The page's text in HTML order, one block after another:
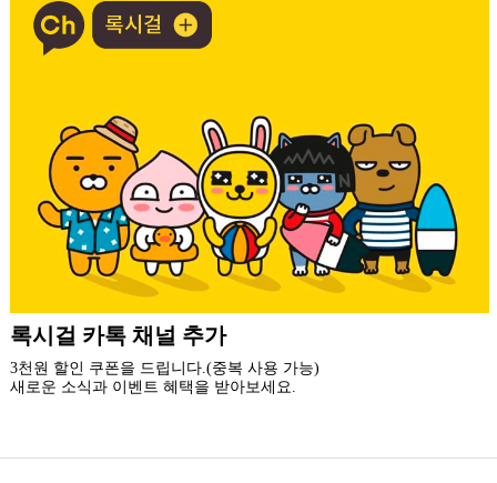
더 가까운 쇼핑, 록시걸 모바일 앱
빠른쇼핑! 간편결제! 모바일에 딱 맞춘 쇼핑 앱
지금 설치하고 추가 할인 받아 가세요.